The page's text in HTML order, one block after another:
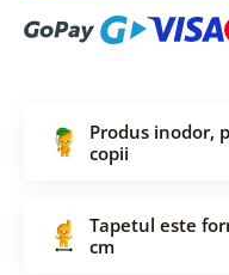
Produs inodor,
copii
Tapetul este
cm